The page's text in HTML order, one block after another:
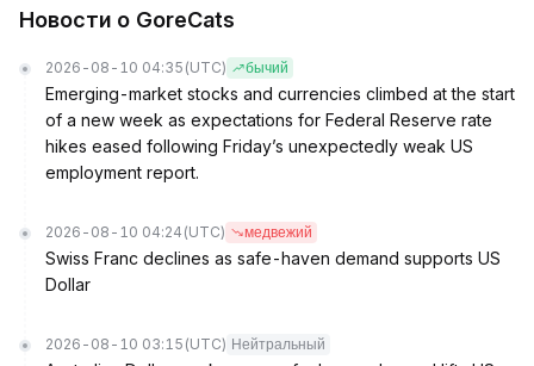
Новости о GoreCats
2026-08-10 04:35 (UTC) бычий
Emerging-market stocks and currencies climbed at the start
of a new week as expectations for Federal Reserve rate
hikes eased following Friday’s unexpectedly weak US
employment report.
2026-08-10 04:24 (UTC) медвежий
Swiss Franc declines as safe-haven demand supports US
Dollar
2026-08-10 03:15 (UTC) Нейтральный